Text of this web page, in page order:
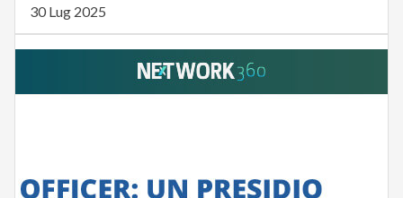
30 Lug 2025